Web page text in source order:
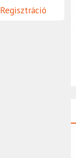
Regisztráció